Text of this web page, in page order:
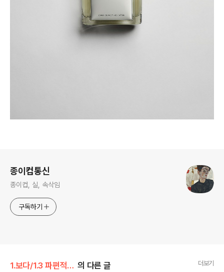
종이컵통신
종이컵, 실, 속삭임
구독하기
1.보다/1.3 파편적기억 의 다른 글 더보기